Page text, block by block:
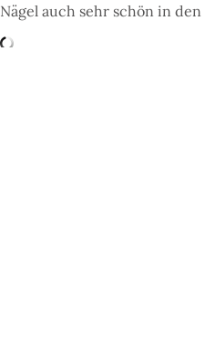
Nägel auch sehr schön in den